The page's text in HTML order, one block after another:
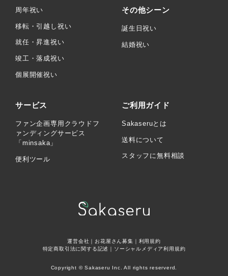
周年祝い
移転・引越し祝い
就任・昇進祝い
竣工・落成祝い
個展開催祝い
その他シーン
誕生日祝い
結婚祝い
サービス
ファン企画専用クラウドフ
ァンディングサービス
「minsaka」
便利ツール
ご利用ガイド
Sakaseruとは
送料について
スタッフに無料相談
運営会社 ｜ お花屋さん募集 ｜ 利用規約
特定商取引法に関する記述 ｜ ソーシャルメディア利用規約
Copyright © Sakaseru Inc. All rights reserverd.